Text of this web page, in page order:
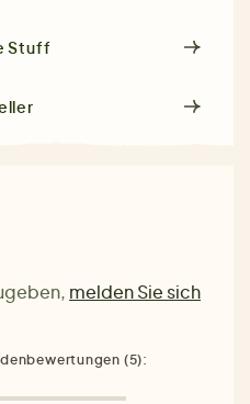
Stuff
melden Sie sich
(5):